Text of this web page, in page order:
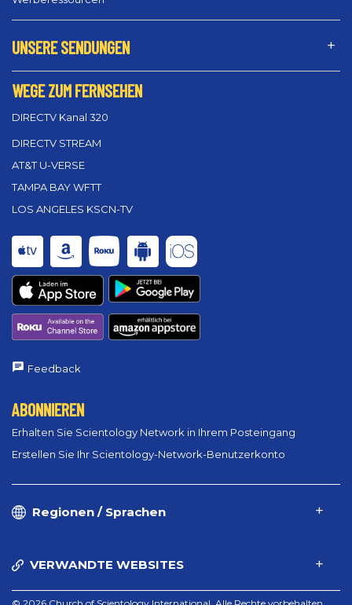
UNSERE SENDUNGEN
WEGE ZUM FERNSEHEN
DIRECTV Kanal 320
DIRECTV STREAM
AT&T U-VERSE
TAMPA BAY WFTT
LOS ANGELES KSCN-TV
Feedback
ABONNIEREN
Erhalten Sie Scientology Network in Ihrem Posteingang
Erstellen Sie Ihr Scientology-Network-Benutzerkonto
Regionen / Sprachen
VERWANDTE WEBSITES